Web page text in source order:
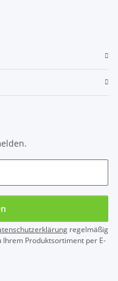
regelmäßig
Produktsortiment per E-